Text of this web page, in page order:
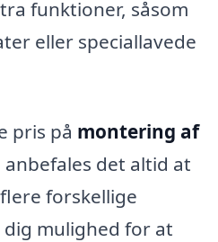
funktioner, såsom
eller speciallavede
pris på montering af
anbefales det altid at
forskellige
mulighed for at